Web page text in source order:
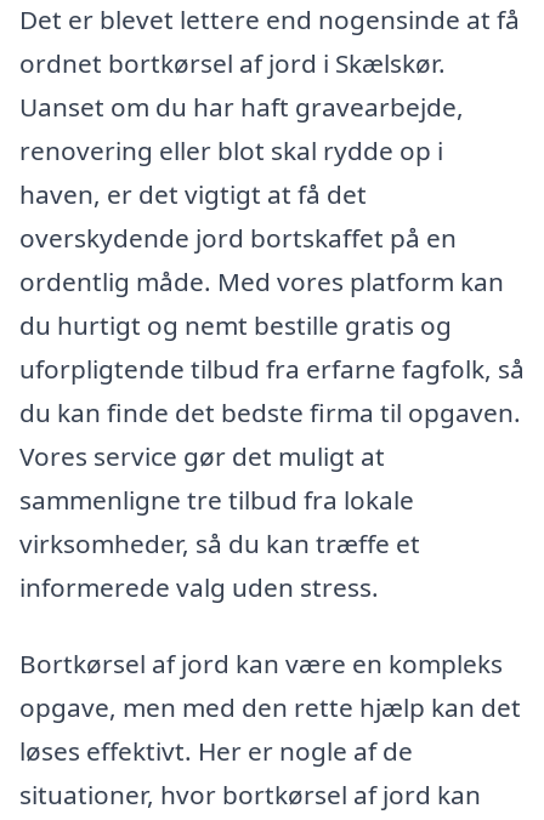
Det er blevet lettere end nogensinde at få
ordnet bortkørsel af jord i Skælskør.
Uanset om du har haft gravearbejde,
renovering eller blot skal rydde op i
haven, er det vigtigt at få det
overskydende jord bortskaffet på en
ordentlig måde. Med vores platform kan
du hurtigt og nemt bestille gratis og
uforpligtende tilbud fra erfarne fagfolk, så
du kan finde det bedste firma til opgaven.
Vores service gør det muligt at
sammenligne tre tilbud fra lokale
virksomheder, så du kan træffe et
informerede valg uden stress.
Bortkørsel af jord kan være en kompleks
opgave, men med den rette hjælp kan det
løses effektivt. Her er nogle af de
situationer, hvor bortkørsel af jord kan